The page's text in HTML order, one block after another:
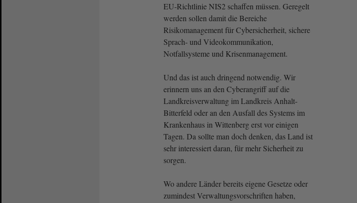
EU-Richtlinie NIS2 schaffen müssen. Geregelt
werden sollen damit die Bereiche
Risikomanagement für Cybersicherheit, sichere
Sprach- und Videokommunikation,
Notfallsysteme und Krisenmanagement.
Und das ist auch dringend notwendig. Wir
erinnern uns an den Cyberangriff auf die
Landkreisverwaltung im Landkreis Anhalt-
Bitterfeld oder an den Ausfall des Systems im
Krankenhaus in Wittenberg erst vor einigen
Tagen. Da sollte man doch denken, das Land ist
sehr interessiert daran, für mehr Sicherheit zu
sorgen.
Wo andere Länder bereits eigene Gesetze oder
zumindest Verwaltungsvorschriften haben,